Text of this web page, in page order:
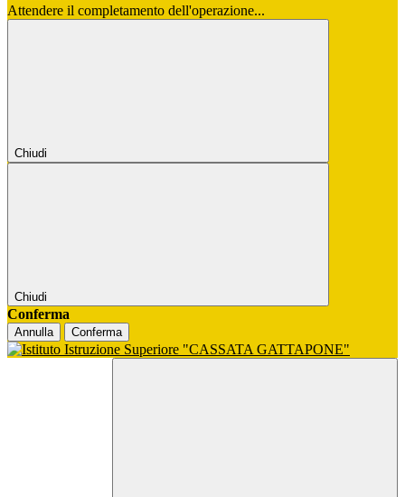
Attendere il completamento dell'operazione...
Chiudi
Chiudi
Conferma
Annulla Conferma